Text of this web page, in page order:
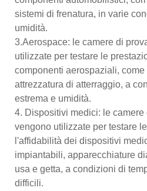
sistemi di frenatura, in varie
umidità.
3.Aerospace: le camere di
utilizzate per testare le
componenti aerospaziali,
attrezzatura di atterraggio, a
estrema e umidità.
4. Dispositivi medici: le
vengono utilizzate per testare
l'affidabilità dei dispositivi
impiantabili, apparecchiature
usa e getta, a condizioni di
difficili.